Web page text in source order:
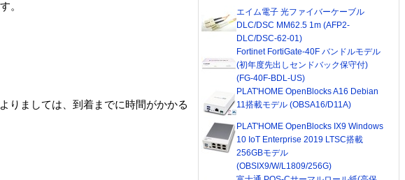
。
りましては、到着までに時間がかかる
エイム電子 光ファイバーケーブル
DLC/DSC MM62.5 1m (AFP2-
DLC/DSC-62-01)
Fortinet FortiGate-40F バンドルモデル
(初年度先出しセンドバック保守付)
(FG-40F-BDL-US)
PLAT'HOME OpenBlocks A16 Debian
11搭載モデル (OBSA16/D11A)
PLAT'HOME OpenBlocks IX9 Windows
10 IoT Enterprise 2019 LTSC搭載
256GBモデル
(OBSIX9/W/L1809/256G)